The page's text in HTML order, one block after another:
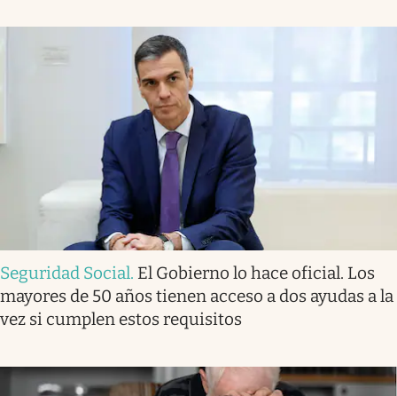
Seguridad Social. El Gobierno lo hace oficial. Los
mayores de 50 años tienen acceso a dos ayudas a la
vez si cumplen estos requisitos